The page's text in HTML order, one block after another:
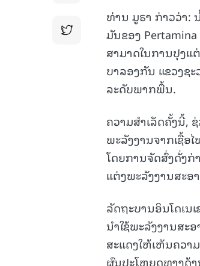
ທ່ານ ມູຣາ ກ່າວວ່າ:
ມັນຂອງ
ສາມາດໃນການປຸງແ
ບາລອງກັນ ແຂວງຊ
ລະດັບພາກພື້ນ.
ຄວາມສຳເລັດຄັ້ງນີ້,
ພະລັງງານຈາກເຊື້
ໂດຍການຈັດສົ່ງດັ່ງກ່
ແຕ່ງພະລັງງານສະ
ລັດຖະບານອິນໂດເນ
ນຳໃຊ້ພະລັງງານສະ
ສະແດງໃຫ້ເຫັນຄວ
ຜົນປະໂຫຍດທາງດ້